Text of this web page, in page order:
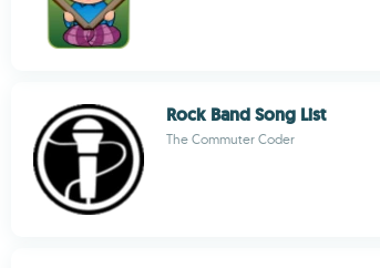
Rock Band Song List
The Commuter Coder